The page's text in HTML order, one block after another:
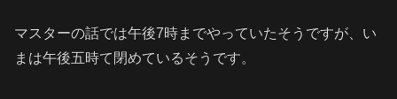
マスターの話では午後7時までやっていたそうですが、い
まは午後五時て閉めているそうです。